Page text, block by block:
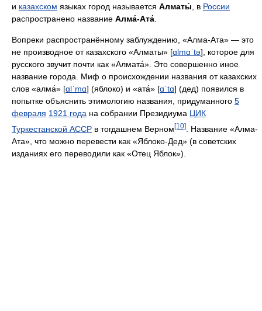
и казахском языках город называется Алматы́, в России
распространено название Алма́-Ата́.
Вопреки распространённому заблуждению, «Алма-Ата» — это
не производное от казахского «Алматы» [ɑlmɑˈtə], которое для
русского звучит почти как «Алмата́». Это совершенно иное
название города. Миф о происхождении названия от казахских
слов «алма́» [ɑlˈmɑ] (яблоко) и «ата́» [ɑˈtɑ] (дед) появился в
попытке объяснить этимологию названия, придуманного 5
февраля 1921 года на собрании Президиума ЦИК
Туркестанской АССР в тогдашнем Верном [10]
. Название «Алма-
Ата», что можно перевести как «Яблоко-Дед» (в советских
изданиях его переводили как «Отец Яблок»).